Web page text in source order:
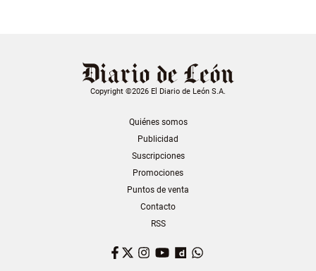
Copyright ©2026 El Diario de León S.A.
Quiénes somos
Publicidad
Suscripciones
Promociones
Puntos de venta
Contacto
RSS
Facebook
TwitterInstagram
YouTubeDailymotion